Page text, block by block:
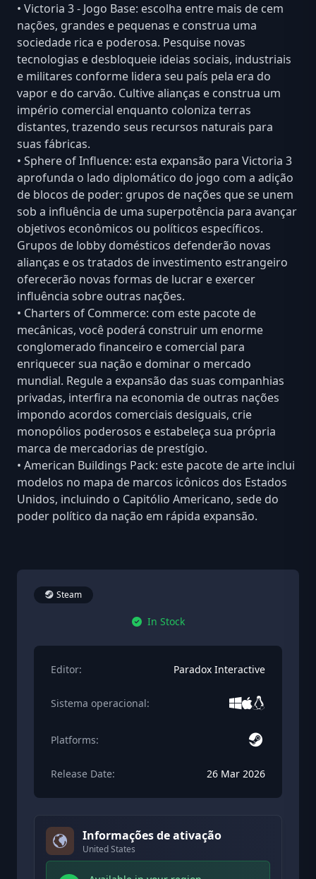
• Victoria 3 - Jogo Base: escolha entre mais de cem
nações, grandes e pequenas e construa uma
sociedade rica e poderosa. Pesquise novas
tecnologias e desbloqueie ideias sociais, industriais
e militares conforme lidera seu país pela era do
vapor e do carvão. Cultive alianças e construa um
império comercial enquanto coloniza terras
distantes, trazendo seus recursos naturais para
suas fábricas.
• Sphere of Influence: esta expansão para Victoria 3
aprofunda o lado diplomático do jogo com a adição
de blocos de poder: grupos de nações que se unem
sob a influência de uma superpotência para avançar
objetivos econômicos ou políticos específicos.
Grupos de lobby domésticos defenderão novas
alianças e os tratados de investimento estrangeiro
oferecerão novas formas de lucrar e exercer
influência sobre outras nações.
• Charters of Commerce: com este pacote de
mecânicas, você poderá construir um enorme
conglomerado financeiro e comercial para
enriquecer sua nação e dominar o mercado
mundial. Regule a expansão das suas companhias
privadas, interfira na economia de outras nações
impondo acordos comerciais desiguais, crie
monopólios poderosos e estabeleça sua própria
marca de mercadorias de prestígio.
• American Buildings Pack: este pacote de arte inclui
modelos no mapa de marcos icônicos dos Estados
Unidos, incluindo o Capitólio Americano, sede do
poder político da nação em rápida expansão.
Steam
In Stock
Editor: Paradox Interactive
Sistema operacional:
Platforms:
Release Date: 26 Mar 2026
Informações de ativação
United States